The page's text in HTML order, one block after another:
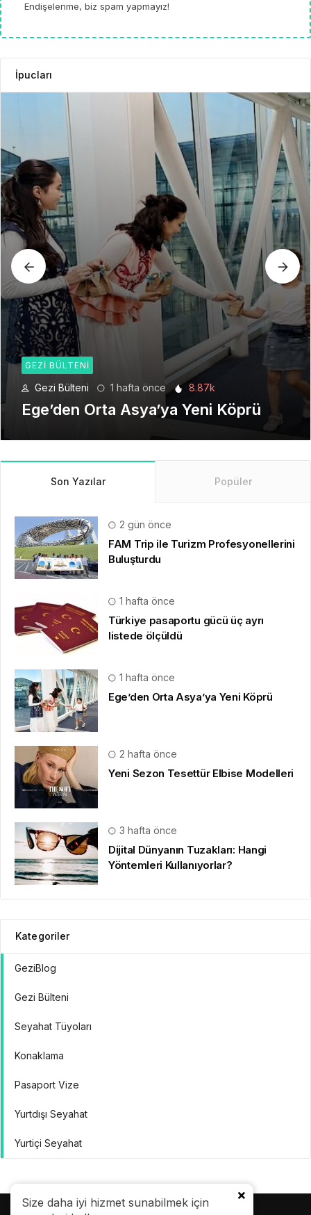
Size daha iyi hizmet sunabilmek için
Endişelenme, biz spam yapmayız!
İpucları
GEZI BÜLTENI
Gezi Bülteni 6.22k
Seyahat Teknolojilerinde Yeni Bir
Dönem
Son Yazılar Popüler
2 gün önce
FAM Trip ile Turizm Profesyonellerini
Buluşturdu
1 hafta önce
Türkiye pasaportu gücü üç ayrı
listede ölçüldü
1 hafta önce
Ege’den Orta Asya’ya Yeni Köprü
2 hafta önce
Yeni Sezon Tesettür Elbise Modelleri
3 hafta önce
Dijital Dünyanın Tuzakları: Hangi
Yöntemleri Kullanıyorlar?
Kategoriler
GeziBlog
Gezi Bülteni
Seyahat Tüyoları
Konaklama
Pasaport Vize
Yurtdışı Seyahat
Yurtiçi Seyahat